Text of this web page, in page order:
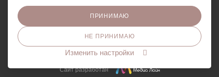
Сайт разработан
ПРИНИМАЮ
НЕ ПРИНИМАЮ
Изменить настройки